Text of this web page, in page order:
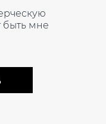
мне